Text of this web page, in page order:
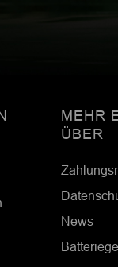
MEHR
ÜBER
News